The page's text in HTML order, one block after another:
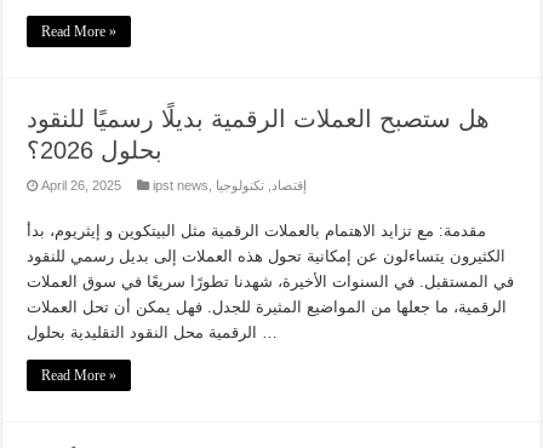
Read More »
هل ستصبح العملات الرقمية بديلًا رسميًا للنقود
بحلول 2026؟
April 26, 2025 ipst news إقتصاد تكنولوجيا
مقدمة: مع تزايد الاهتمام بالعملات الرقمية مثل البيتكوين و إيثريوم، بدأ
الكثيرون يتساءلون عن إمكانية تحول هذه العملات إلى بديل رسمي للنقود
في المستقبل. في السنوات الأخيرة، شهدنا تطورًا سريعًا في سوق العملات
الرقمية، ما جعلها من المواضيع المثيرة للجدل. فهل يمكن أن تحل العملات
الرقمية محل النقود التقليدية بحلول …
Read More »